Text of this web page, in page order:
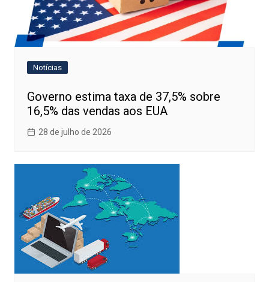
Notícias
Governo estima taxa de 37,5% sobre
16,5% das vendas aos EUA
28 de julho de 2026